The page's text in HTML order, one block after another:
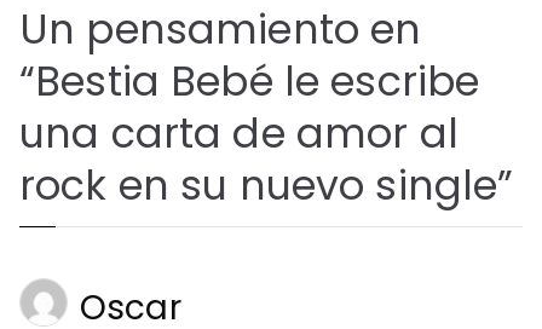
Un pensamiento en
“Bestia Bebé le escribe
una carta de amor al
rock en su nuevo single”
Oscar